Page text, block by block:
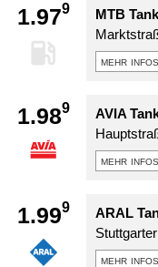
1.979
MTB
mehr infos
1.989
AVIA
mehr infos
1.999
ARAL
mehr infos